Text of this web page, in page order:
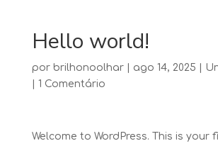
Hello world!
por brilhonoolhar| ago 14, 2025
1 Comentário
Welcome to WordPress. This is your